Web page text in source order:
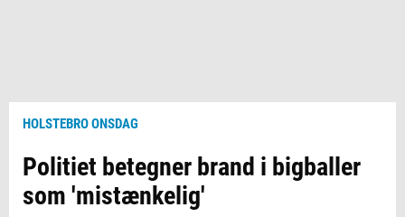
HOLSTEBRO ONSDAG
Politiet betegner brand i bigballer
som 'mistænkelig'